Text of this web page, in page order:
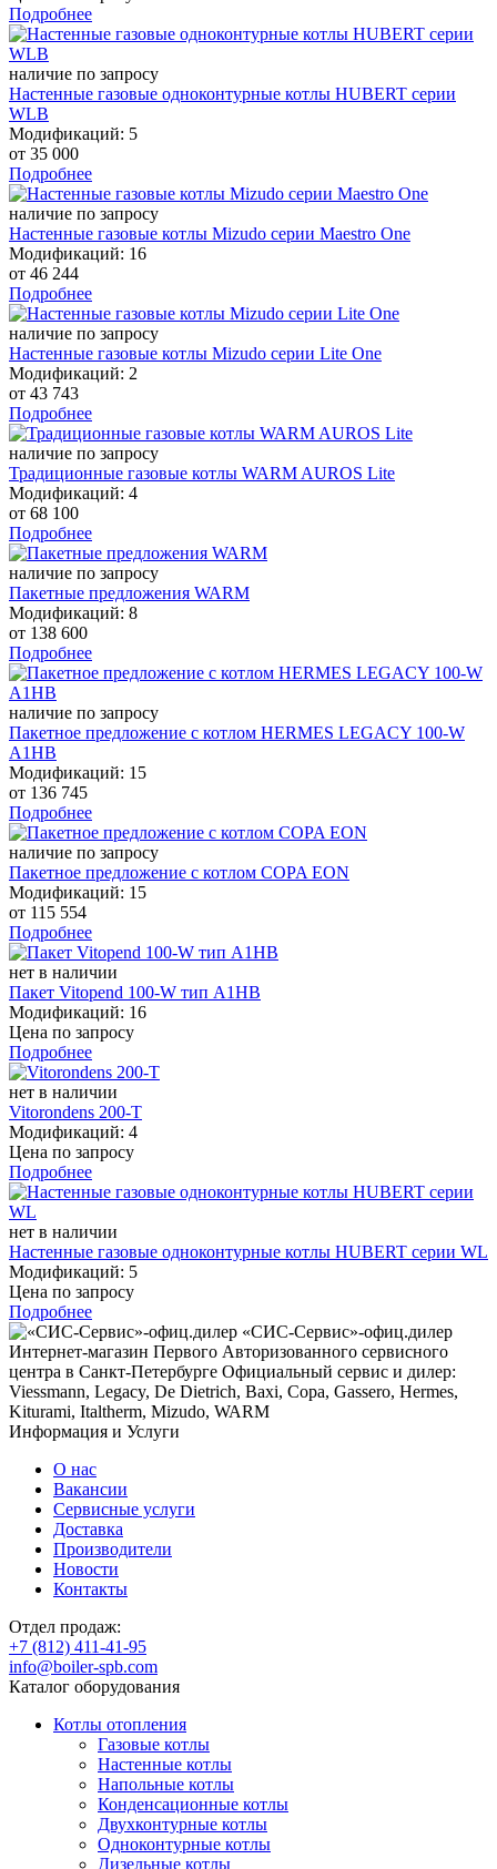
Подробнее
наличие по запросу
Настенные газовые одноконтурные котлы HUBERT серии
WLB
Модификаций: 5
от 35 000
Подробнее
наличие по запросу
Настенные газовые котлы Mizudo серии Maestro One
Модификаций: 16
от 46 244
Подробнее
наличие по запросу
Настенные газовые котлы Mizudo серии Lite One
Модификаций: 2
от 43 743
Подробнее
наличие по запросу
Традиционные газовые котлы WARM AUROS Lite
Модификаций: 4
от 68 100
Подробнее
наличие по запросу
Пакетные предложения WARM
Модификаций: 8
от 138 600
Подробнее
наличие по запросу
Пакетное предложение с котлом HERMES LEGACY 100-W
A1HB
Модификаций: 15
от 136 745
Подробнее
наличие по запросу
Пакетное предложение с котлом COPA EON
Модификаций: 15
от 115 554
Подробнее
нет в наличии
Пакет Vitopend 100-W тип A1HB
Модификаций: 16
Цена по запросу
Подробнее
нет в наличии
Vitorondens 200-T
Модификаций: 4
Цена по запросу
Подробнее
нет в наличии
Настенные газовые одноконтурные котлы HUBERT серии WL
Модификаций: 5
Цена по запросу
Подробнее
«СИС-Сервис»-офиц.дилер
Интернет-магазин Первого Авторизованного сервисного
центра в Санкт-Петербурге Официальный сервис и дилер:
Viessmann, Legacy, De Dietrich, Baxi, Copa, Gassero, Hermes,
Kiturami, Italtherm, Mizudo, WARM
Информация и Услуги
О нас
Вакансии
Сервисные услуги
Доставка
Производители
Новости
Контакты
Отдел продаж:
+7 (812) 411-41-95
info@boiler-spb.com
Каталог оборудования
Котлы отопления
Газовые котлы
Настенные котлы
Напольные котлы
Конденсационные котлы
Двухконтурные котлы
Одноконтурные котлы
Дизельные котлы